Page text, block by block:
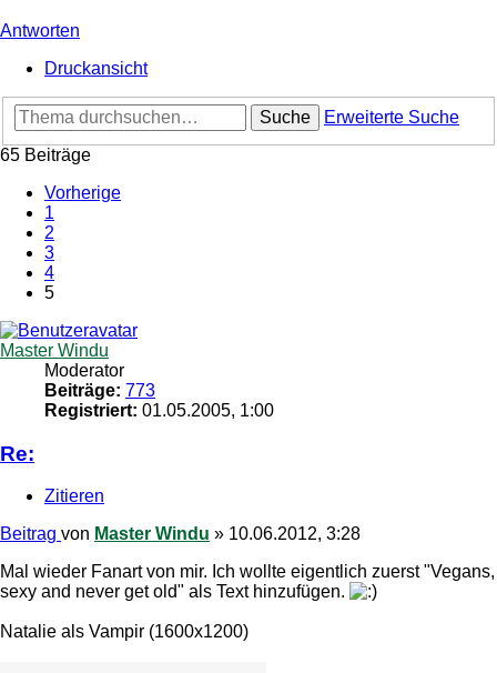
Antworten
Druckansicht
Suche
Erweiterte Suche
65 Beiträge
Vorherige
1
2
3
4
5
Master Windu
Moderator
Beiträge: 773
Registriert: 01.05.2005, 1:00
Re:
Zitieren
Beitrag von Master Windu » 10.06.2012, 3:28
Mal wieder Fanart von mir. Ich wollte eigentlich zuerst "Vegans,
sexy and never get old" als Text hinzufügen.
Natalie als Vampir (1600x1200)